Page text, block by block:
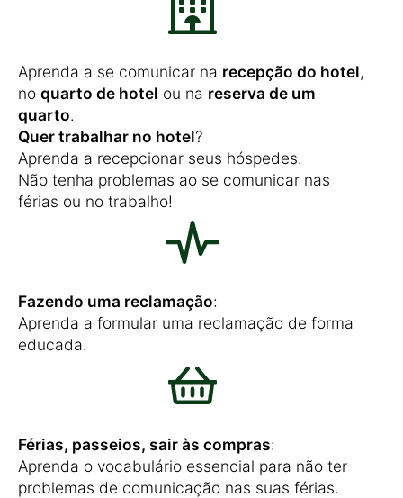
Aprenda a se comunicar na recepção do hotel,
no quarto de hotel ou na reserva de um
quarto.
Quer trabalhar no hotel?
Aprenda a recepcionar seus hóspedes.
Não tenha problemas ao se comunicar nas
férias ou no trabalho!
Fazendo uma reclamação:
Aprenda a formular uma reclamação de forma
educada.
Férias, passeios, sair às compras:
Aprenda o vocabulário essencial para não ter
problemas de comunicação nas suas férias.